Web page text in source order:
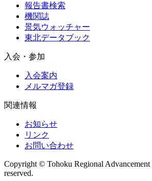
報告書検索
機関誌
景気ウォッチャー
東北データブック
入会・参加
入会案内
メルマガ登録
関連情報
お知らせ
リンク
お問い合わせ
Copyright © Tohoku Regional
reserved.